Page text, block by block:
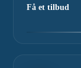
Få et tilbud